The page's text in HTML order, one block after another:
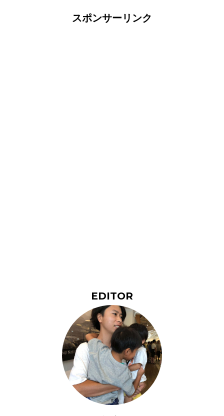
スポンサーリンク
EDITOR